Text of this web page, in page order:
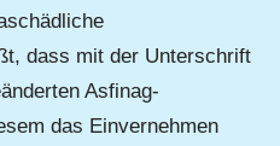
dass mit der Unterschrift
Asfinag-
das Einvernehmen